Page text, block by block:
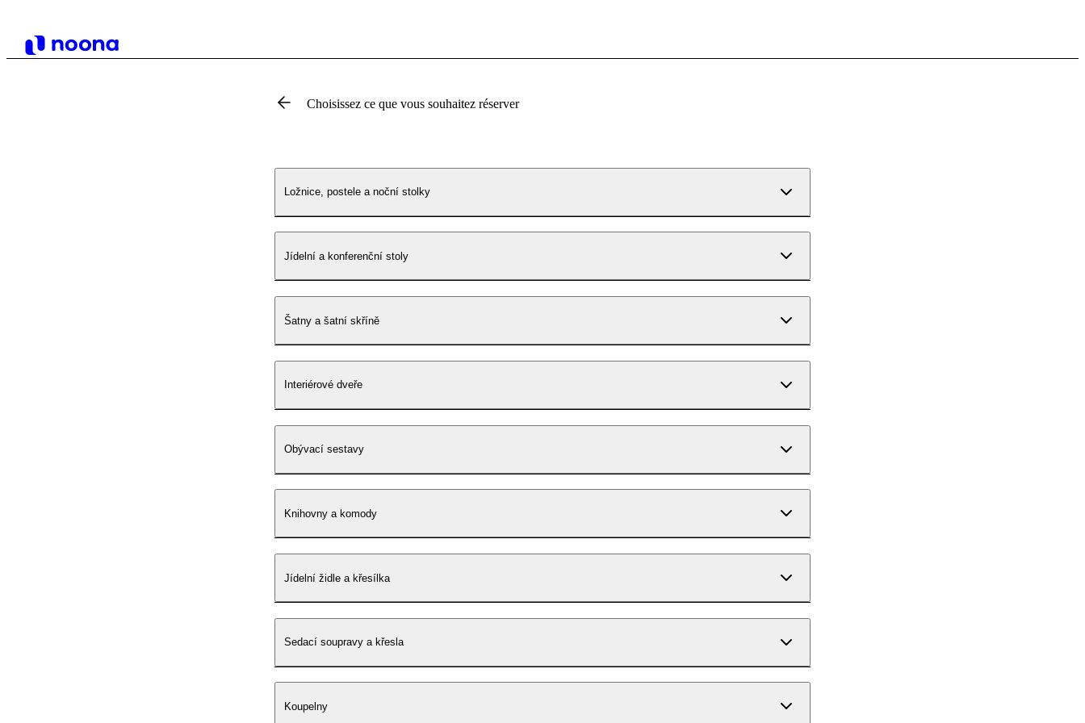
Choisissez ce que vous souhaitez réserver
Ložnice, postele a noční stolky
Jídelní a konferenční stoly
Šatny a šatní skříně
Interiérové dveře
Obývací sestavy
Knihovny a komody
Jídelní židle a křesílka
Sedací soupravy a křesla
Koupelny